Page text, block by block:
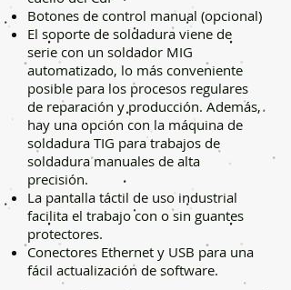
Botones de control manual (opcional)
El soporte de soldadura viene de
serie con un soldador MIG
automatizado, lo más conveniente
posible para los procesos regulares
de reparación y producción. Además,
hay una opción con la máquina de
soldadura TIG para trabajos de
soldadura manuales de alta
precisión.
La pantalla táctil de uso industrial
facilita el trabajo con o sin guantes
protectores.
Conectores Ethernet y USB para una
fácil actualización de software.